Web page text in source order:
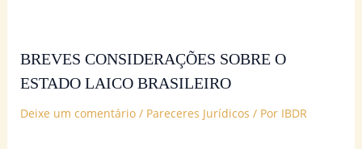
BREVES CONSIDERAÇÕES SOBRE O
ESTADO LAICO BRASILEIRO
Deixe um comentário / Pareceres Jurídicos / Por IBDR